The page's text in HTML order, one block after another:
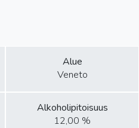
Alue
Veneto
Alkoholipitoisuus
12,00 %